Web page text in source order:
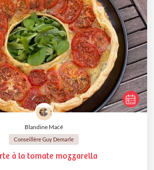
Blandine Macé
Conseillère Guy Demarle
à la tomate mozzarella